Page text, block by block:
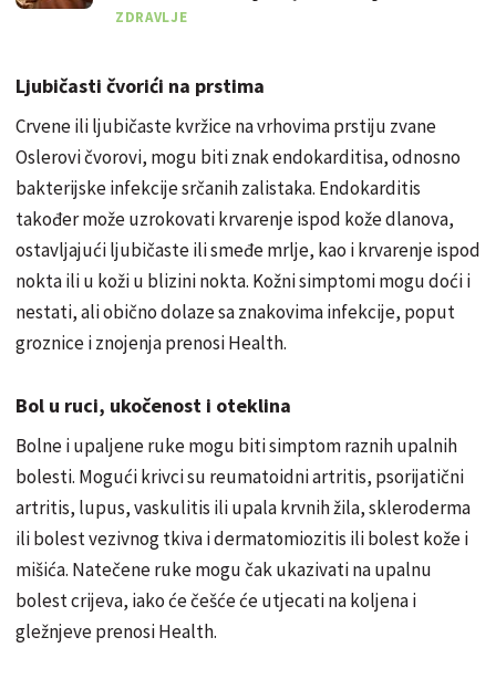
stolni tenis i ples
ZDRAVLJE
Ljubičasti čvorići na prstima
Crvene ili ljubičaste kvržice na vrhovima prstiju zvane
Oslerovi čvorovi, mogu biti znak endokarditisa, odnosno
bakterijske infekcije srčanih zalistaka. Endokarditis
također može uzrokovati krvarenje ispod kože dlanova,
ostavljajući ljubičaste ili smeđe mrlje, kao i krvarenje ispod
nokta ili u koži u blizini nokta. Kožni simptomi mogu doći i
nestati, ali obično dolaze sa znakovima infekcije, poput
groznice i znojenja prenosi Health.
Bol u ruci, ukočenost i oteklina
Bolne i upaljene ruke mogu biti simptom raznih upalnih
bolesti. Mogući krivci su reumatoidni artritis, psorijatični
artritis, lupus, vaskulitis ili upala krvnih žila, skleroderma
ili bolest vezivnog tkiva i dermatomiozitis ili bolest kože i
mišića. Natečene ruke mogu čak ukazivati na upalnu
bolest crijeva, iako će češće će utjecati na koljena i
gležnjeve prenosi Health.